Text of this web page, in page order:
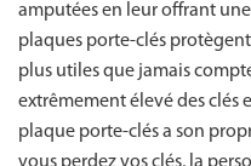
amputées en leur offrant
plaques porte-clés
plus utiles que jamais
extrêmement élevé des clés
plaque porte-clés a son